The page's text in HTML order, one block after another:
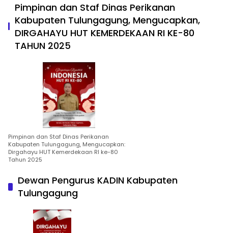
Pimpinan dan Staf Dinas Perikanan
Kabupaten Tulungagung, Mengucapkan,
DIRGAHAYU HUT KEMERDEKAAN RI KE-80
TAHUN 2025
Pimpinan dan Staf Dinas Perikanan
Kabupaten Tulungagung, Mengucapkan:
Dirgahayu HUT Kemerdekaan RI ke-80
Tahun 2025
Dewan Pengurus KADIN Kabupaten
Tulungagung